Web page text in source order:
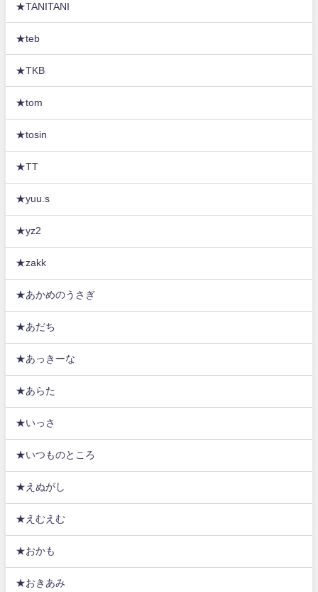
★TANITANI
★teb
★TKB
★tom
★tosin
★TT
★yuu.s
★yz2
★zakk
★あかめのうさぎ
★あだち
★あっきーな
★あらた
★いっさ
★いつものところ
★えぬがし
★えむえむ
★おかも
★おきあみ